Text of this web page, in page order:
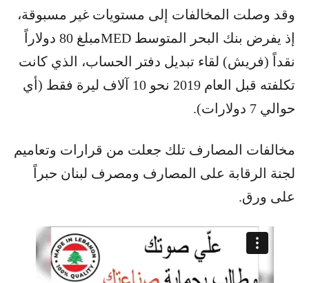
وقد وصلت المخالفات إلى مستويات غير مسبوقة،
إذ يفرض بنك البحر المتوسط MEDمبلغ 80 دولاراً
نقداً (فريش) لقاء تبديل دفتر الحساب، الذي كانت
تكلفته قبل العام 2019 نحو 10 آلاف ليرة فقط (أي
حوالي 7 دولارات).
مخالفات المصارف تلك جعلت من قرارات وتعاميم
لجنة الرقابة على المصارف ومصرف لبنان حبراً
على ورق.